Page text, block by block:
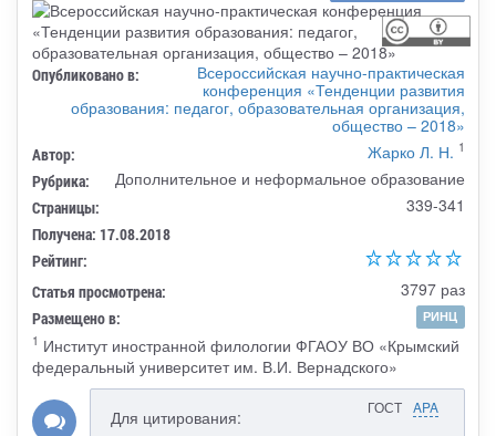
Опубликовано в:
Всероссийская научно-практическая
конференция «Тенденции развития
образования: педагог, образовательная организация,
общество – 2018»
Автор: Жарко Л. Н. 1
Рубрика: Дополнительное и неформальное образование
Страницы: 339-341
Получена: 17.08.2018
Рейтинг:
Статья просмотрена:
3797 раз
Размещено в:
РИНЦ
1 Институт иностранной филологии ФГАОУ ВО «Крымский
федеральный университет им. В.И. Вернадского»
ГОСТ APA
Для цитирования: